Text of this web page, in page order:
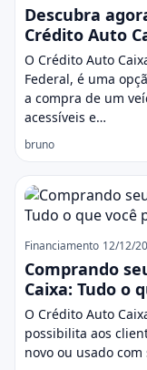
Descubra
Crédito Auto
O Crédito Auto
Federal, é uma
a compra de um
acessíveis e…
bruno
Financiamento 12/12/
Comprando
Caixa: Tudo o
O Crédito Auto
possibilita aos
novo ou usado